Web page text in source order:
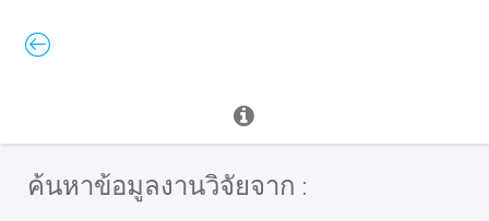
ค้นหาข้อมูลงานวิจัยจาก :